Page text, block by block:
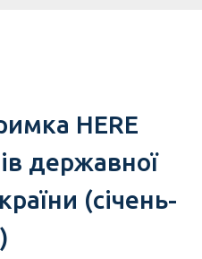
HERE
державної
(cічень-